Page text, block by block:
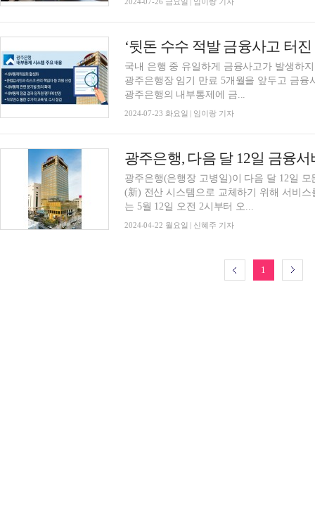
국내 은행 중 유일하게 금융사고가 발생하
광주은행장 임기 만료 5개월을 앞두고 금융
광주은행의 내부통제에 금...
2024-07-23 화요일 | 임이랑 기자
광주은행(은행장 고병일)이 다음 달 12일
(新) 전산 시스템으로 교체하기 위해 서비
는 5월 12일 오전 2시부터 오...
2024-04-22 월요일 | 신혜주 기자
1